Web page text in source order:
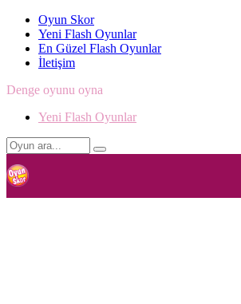
Oyun Skor
Yeni Flash Oyunlar
En Güzel Flash Oyunlar
İletişim
Denge oyunu oyna
Yeni Flash Oyunlar